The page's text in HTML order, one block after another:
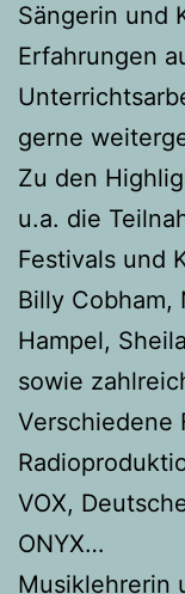
Sängerin und
Erfahrungen
gerne
Zu den
u.a. die
Festivals und
Billy Cobham,
Hampel,
sowie
Verschiedene
VOX,
ONYX…
Musiklehrerin